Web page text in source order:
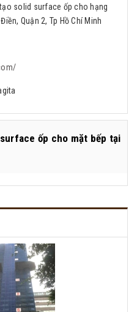
solid surface ốp cho hạng
Quận 2, Tp Hồ Chí Minh
ốp cho mặt bếp tại